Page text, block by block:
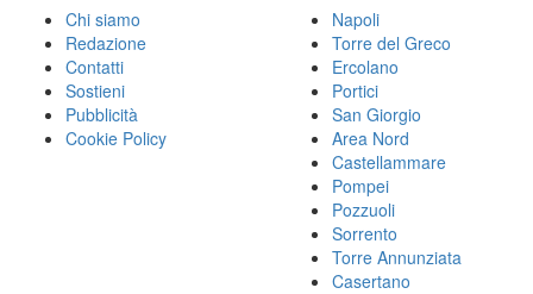
Chi siamo
Redazione
Contatti
Sostieni
Pubblicità
Cookie Policy
Napoli
Torre del Greco
Ercolano
Portici
San Giorgio
Area Nord
Castellammare
Pompei
Pozzuoli
Sorrento
Torre Annunziata
Casertano